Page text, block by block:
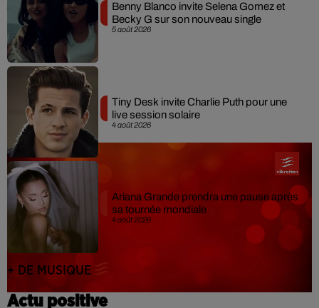
5 août 2026
Benny Blanco invite Selena Gomez et
Becky G sur son nouveau single
4 août 2026
Tiny Desk invite Charlie Puth pour une
live session solaire
4 août 2026
Ariana Grande prendra une pause après
sa tournée mondiale
+ DE MUSIQUE
Actu positive